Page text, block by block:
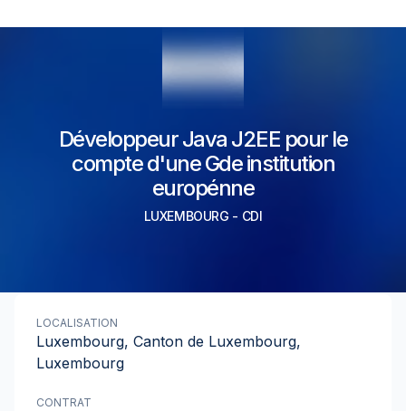
Développeur Java J2EE pour le
compte d'une Gde institution
europénne
LUXEMBOURG - CDI
LOCALISATION
Luxembourg, Canton de Luxembourg,
Luxembourg
CONTRAT